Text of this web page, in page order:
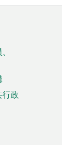
政